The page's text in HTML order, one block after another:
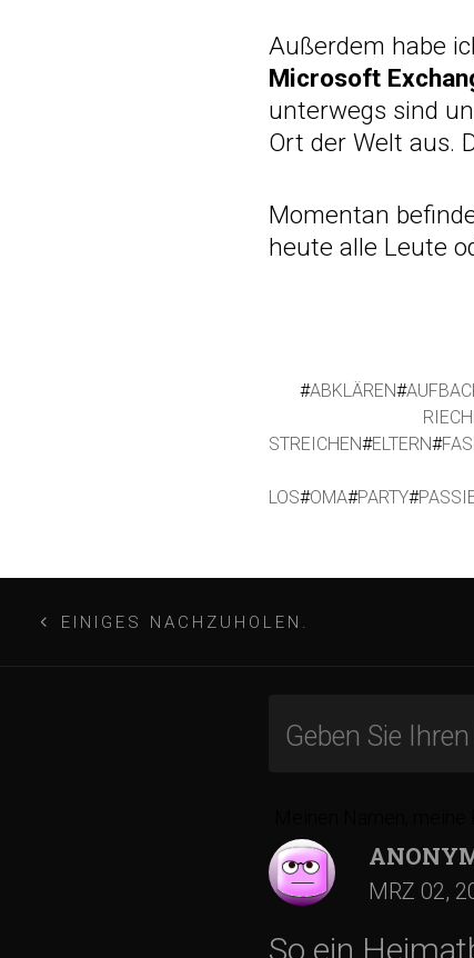
Außerdem habe
Microsoft
unterwegs sind
Ort der Welt aus.
Momentan
heute alle Leute
#ABKLÄREN#
STREICHEN#ELTERN#
LOS#OMA#PARTY#
EINIGES NACHZUHOLEN.
MRZ 02,
So ein